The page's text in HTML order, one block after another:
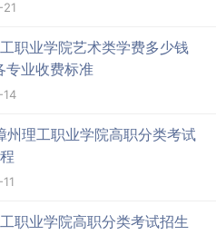
职业学院艺术类学费多少钱
专业收费标准
州理工职业学院高职分类考试
职业学院高职分类考试招生